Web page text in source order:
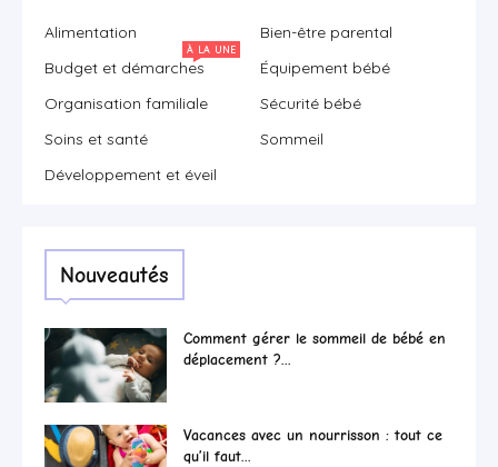
Alimentation
Bien-être parental
Budget et démarches
À LA UNE
Équipement bébé
Organisation familiale
Sécurité bébé
Soins et santé
Sommeil
Développement et éveil
Nouveautés
Comment gérer le sommeil de bébé en
déplacement ?...
Vacances avec un nourrisson : tout ce
qu’il faut...